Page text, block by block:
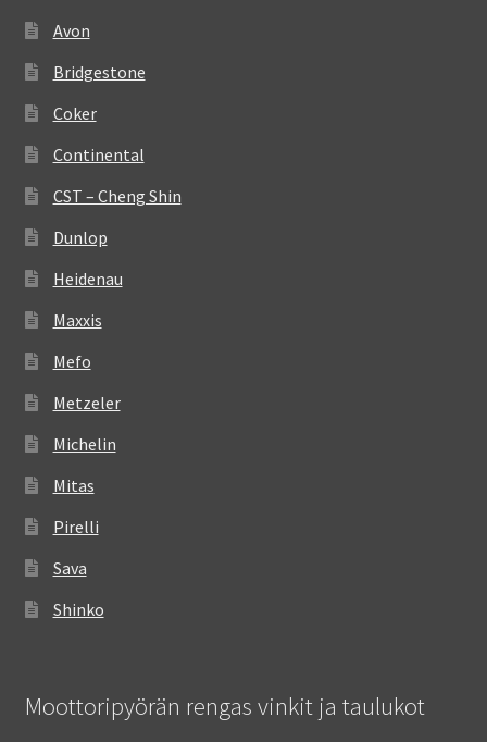
Avon
Bridgestone
Coker
Continental
CST – Cheng Shin
Dunlop
Heidenau
Maxxis
Mefo
Metzeler
Michelin
Mitas
Pirelli
Sava
Shinko
Moottoripyörän rengas vinkit ja taulukot